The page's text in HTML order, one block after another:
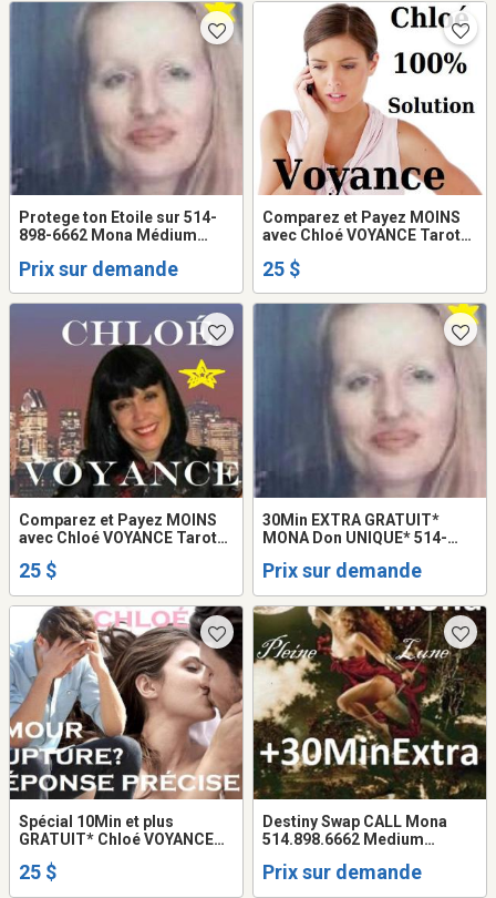
Protege ton Etoile sur 514-
898-6662 Mona Médium
Prix sur demande
Comparez et Payez MOINS
avec Chloé VOYANCE Tarot
TEL: 514-969-2563
25 $
Comparez et Payez MOINS
avec Chloé VOYANCE Tarot
25 $
30Min EXTRA GRATUIT*
MONA Don UNIQUE* 514-
Tarot PSYCHIC TALISMAN
Prix sur demande
Spécial 10Min et plus
GRATUIT* Chloé VOYANCE
25 $
Destiny Swap CALL Mona
514.898.6662 Medium
Reading
Prix sur demande